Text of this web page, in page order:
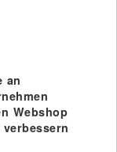
an
Webshop